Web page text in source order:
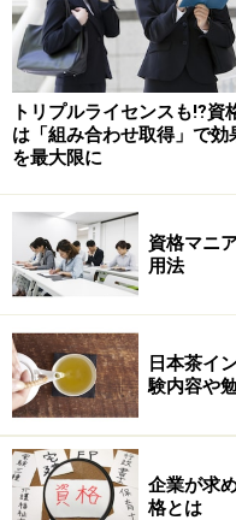
トリプルライセンスも⁉資
は「組み合わせ取得」で効
を最大限に
資格マニ
用法
日本茶イ
験内容や
企業が求
格とは